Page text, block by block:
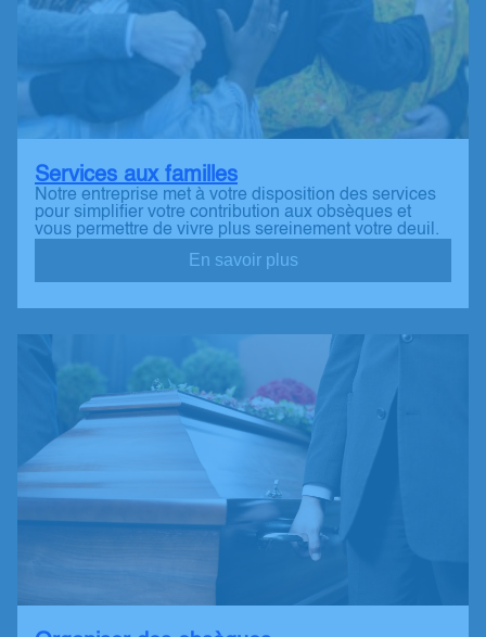
Services aux familles
Notre entreprise met à votre disposition des services
pour simplifier votre contribution aux obsèques et
vous permettre de vivre plus sereinement votre deuil.
En savoir plus